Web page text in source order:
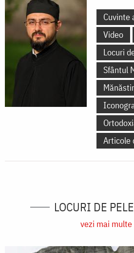
Cuvinte
Video
Locuri
Sfântul
Articole
LOCURI DE
vezi mai multe